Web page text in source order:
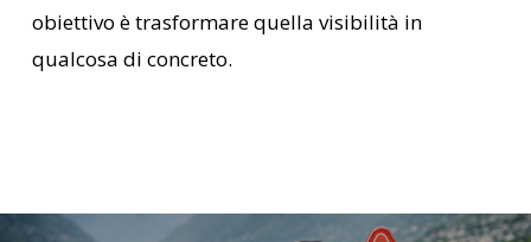
obiettivo è trasformare quella visibilità in
qualcosa di concreto.